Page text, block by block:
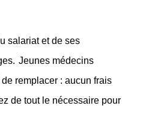
salariat et de ses
Jeunes médecins
remplacer : aucun frais
de tout le nécessaire pour